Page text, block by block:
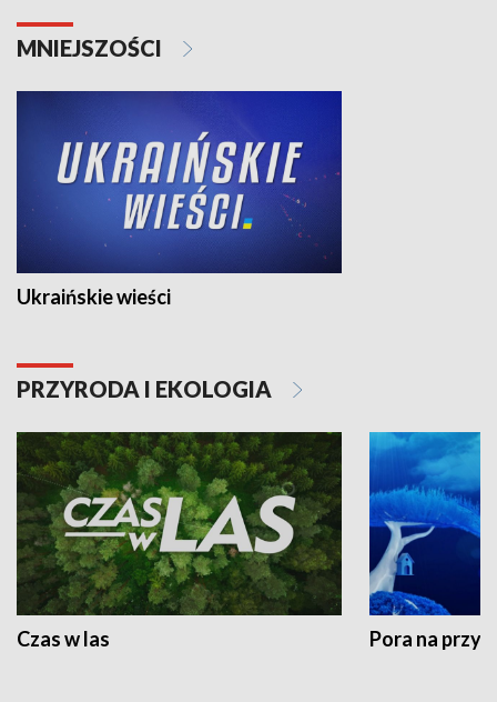
MNIEJSZOŚCI
Ukraińskie wieści
PRZYRODA I EKOLOGIA
Czas w las Pora na